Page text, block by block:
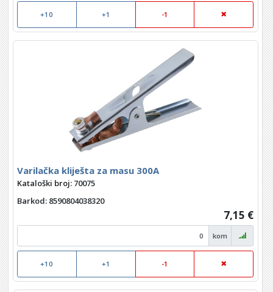
+10 +1 -1
Varilačka kliješta za masu 300A
Kataloški broj: 70075
Barkod: 8590804038320
7,15 €
kom
+10 +1 -1